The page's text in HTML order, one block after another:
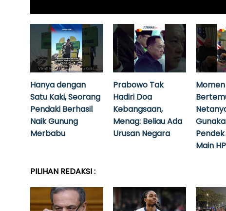
Hanya dengan
Satu Kaki, Seorang
Pendaki Berhasil
Naik Gunung
Merbabu
Prabowo Tak
Hadiri Doa
Kebangsaan,
Menag: Beliau Ada
Urusan Negara
Main HP
PILIHAN REDAKSI :